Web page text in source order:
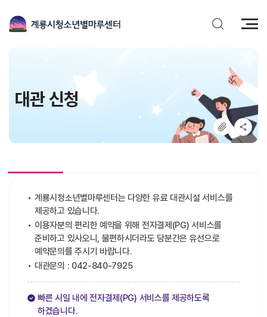
대관 신청
계룡시청소년별마루센터는 다양한 유료 대관시설 서비스를
제공하고 있습니다.
이용자분의 편리한 예약을 위해 전자결제(PG) 서비스를
준비하고 있사오니, 불편하시더라도 당분간은 유선으로
예약문의를 주시기 바랍니다.
대관문의 : 042-840-7925
빠른 시일 내에 전자결제(PG) 서비스를 제공하도록
하겠습니다.